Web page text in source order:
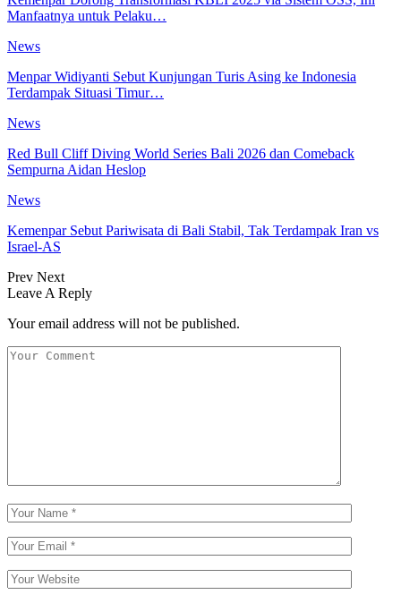
Manfaatnya untuk Pelaku…
News
Menpar Widiyanti Sebut Kunjungan Turis Asing ke Indonesia
Terdampak Situasi Timur…
News
Red Bull Cliff Diving World Series Bali 2026 dan Comeback
Sempurna Aidan Heslop
News
Kemenpar Sebut Pariwisata di Bali Stabil, Tak Terdampak Iran vs
Israel-AS
Prev Next
Leave A Reply
Your email address will not be published.